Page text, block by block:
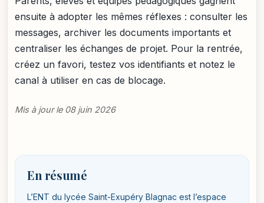
ensuite à adopter les mêmes réflexes : consulter les
messages, archiver les documents importants et
centraliser les échanges de projet. Pour la rentrée,
créez un favori, testez vos identifiants et notez le
canal à utiliser en cas de blocage.
Mis à jour le 08 juin 2026
En résumé
L’ENT du lycée Saint-Exupéry Blagnac est l’espace